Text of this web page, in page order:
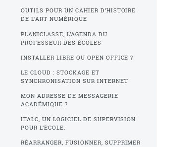
OUTILS POUR UN CAHIER D’HISTOIRE
DE L’ART NUMÉRIQUE
PLANICLASSE, L’AGENDA DU
PROFESSEUR DES ÉCOLES
INSTALLER LIBRE OU OPEN OFFICE ?
LE CLOUD : STOCKAGE ET
SYNCHRONISATION SUR INTERNET
MON ADRESSE DE MESSAGERIE
ACADÉMIQUE ?
ITALC, UN LOGICIEL DE SUPERVISION
POUR L’ÉCOLE.
RÉARRANGER, FUSIONNER, SUPPRIMER